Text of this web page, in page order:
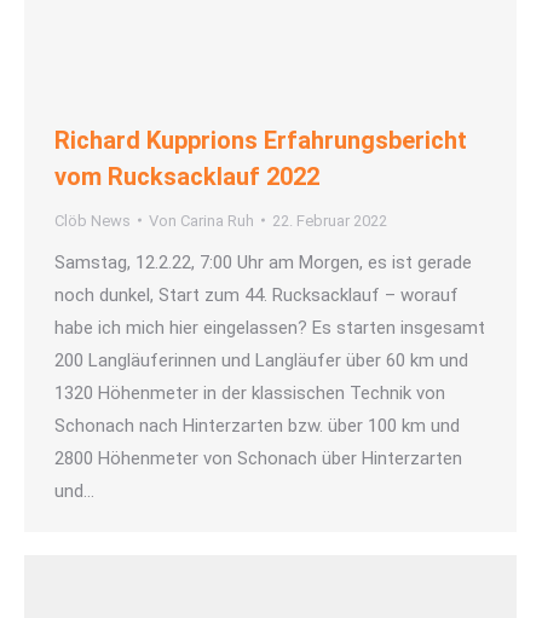
Richard Kupprions Erfahrungsbericht
vom Rucksacklauf 2022
Clöb News Von Carina Ruh 22. Februar 2022
Samstag, 12.2.22, 7:00 Uhr am Morgen, es ist gerade
noch dunkel, Start zum 44. Rucksacklauf – worauf
habe ich mich hier eingelassen? Es starten insgesamt
200 Langläuferinnen und Langläufer über 60 km und
1320 Höhenmeter in der klassischen Technik von
Schonach nach Hinterzarten bzw. über 100 km und
2800 Höhenmeter von Schonach über Hinterzarten
und…